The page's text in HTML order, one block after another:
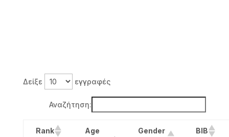
Δείξε εγγραφές
Αναζήτηση:
Rank
Age
Gender
BIB